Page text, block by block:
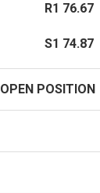
R1 76.67
S1 74.87
OPEN POSITION